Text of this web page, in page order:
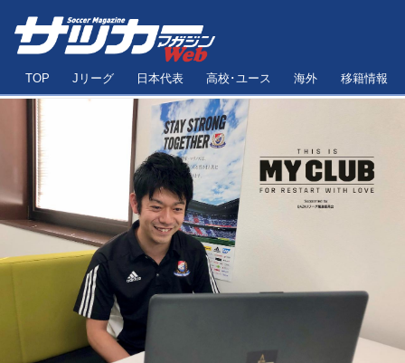
TOP Jリーグ 日本代表 高校･ユース 海外 移籍情報